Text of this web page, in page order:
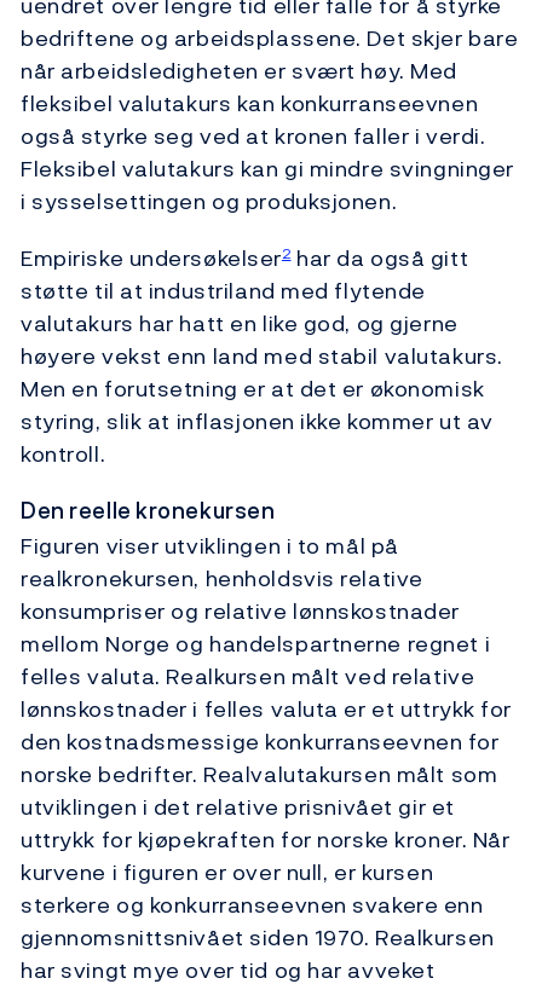
bedriftene og arbeidsplassene. Det skjer bare
når arbeidsledigheten er svært høy. Med
fleksibel valutakurs kan konkurranseevnen
også styrke seg ved at kronen faller i verdi.
Fleksibel valutakurs kan gi mindre svingninger
i sysselsettingen og produksjonen.
Empiriske undersøkelser2har da også gitt
støtte til at industriland med flytende
valutakurs har hatt en like god, og gjerne
høyere vekst enn land med stabil valutakurs.
Men en forutsetning er at det er økonomisk
styring, slik at inflasjonen ikke kommer ut av
kontroll.
Den reelle kronekursen
Figuren viser utviklingen i to mål på
realkronekursen, henholdsvis relative
konsumpriser og relative lønnskostnader
mellom Norge og handelspartnerne regnet i
felles valuta. Realkursen målt ved relative
lønnskostnader i felles valuta er et uttrykk for
den kostnadsmessige konkurranseevnen for
norske bedrifter. Realvalutakursen målt som
utviklingen i det relative prisnivået gir et
uttrykk for kjøpekraften for norske kroner. Når
kurvene i figuren er over null, er kursen
sterkere og konkurranseevnen svakere enn
gjennomsnittsnivået siden 1970. Realkursen
har svingt mye over tid og har avveket